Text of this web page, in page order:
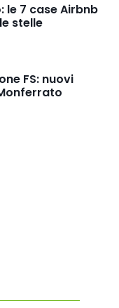
le 7 case Airbnb
stelle
FS: nuovi